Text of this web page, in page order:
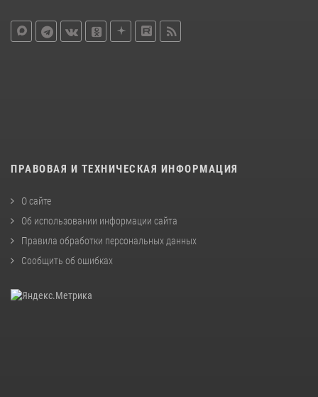
ПРАВОВАЯ И ТЕХНИЧЕСКАЯ ИНФОРМАЦИЯ
О сайте
Об использовании информации сайта
Правила обработки персональных данных
Сообщить об ошибках